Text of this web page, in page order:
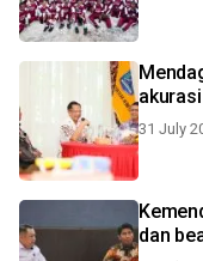
31 July
dan